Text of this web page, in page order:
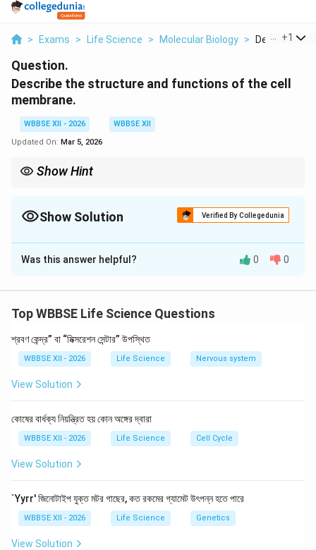
> Exams > Life Science > Molecular Biology > Describe
+1
Question.
Describe the structure and functions of the cell
membrane.
WBBSE XII - 2026
WBBSE XII
Updated On: Mar 5, 2026
Show Hint
Show Solution Verified By Collegedunia
Solution and Explanation
The cell membrane is a thin phospholipid bilayer
protection, maintaining shape, transport of materials,
and communication.
Download Solution in PDF
Was this answer helpful? 0 0
Top WBBSE Life Science Questions
শ্রবণ কেন্দ্র” বা “মিক্সরেশন সেন্টার” উপস্থিত
WBBSE XII - 2026 Life Science Nervous system
View Solution
কোষের বার্ধক্য নিয়ন্ত্রিত হয় কোন অঙ্গের দ্বারা
WBBSE XII - 2026 Life Science Cell Cycle
View Solution
`Yyrr' জিনোটাইপ যুক্ত মটর গাছের, কত রকমের গ্যামেট উৎপন্ন হতে পারে
WBBSE XII - 2026 Life Science Genetics
View Solution